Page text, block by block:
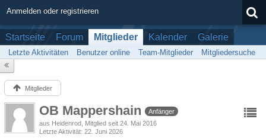
Anmelden oder registrieren
Startseite Forum Mitglieder Kalender Galerie
Letzte Aktivitäten Benutzer online Team-Mitglieder Mitgliedersuche
Mitglieder
OB Mappershain
Anfänger
aus Heidenrod Mitglied seit 24. Mai 2016
Letzte Aktivität 22. Juni 2026